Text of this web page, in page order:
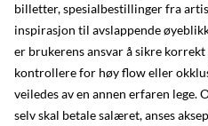
billetter, spesialbestillinger fra
inspirasjon til avslappende
er brukerens ansvar å sikre
kontrollere for høy flow eller
veiledes av en annen erfaren lege.
selv skal betale salæret, anses